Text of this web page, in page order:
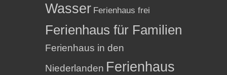
Wasser Ferienhaus frei
Ferienhaus für Familien
Ferienhaus in den
Niederlanden Ferienhaus